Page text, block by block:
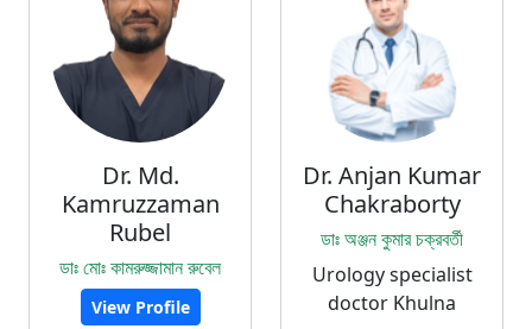
Dr. Md.
Kamruzzaman
Rubel
ডাঃ মোঃ কামরুজ্জামান রুবেল
View Profile
Dr. Anjan Kumar
Chakraborty
ডাঃ অঞ্জন কুমার চক্রবর্তী
Urology specialist
doctor Khulna